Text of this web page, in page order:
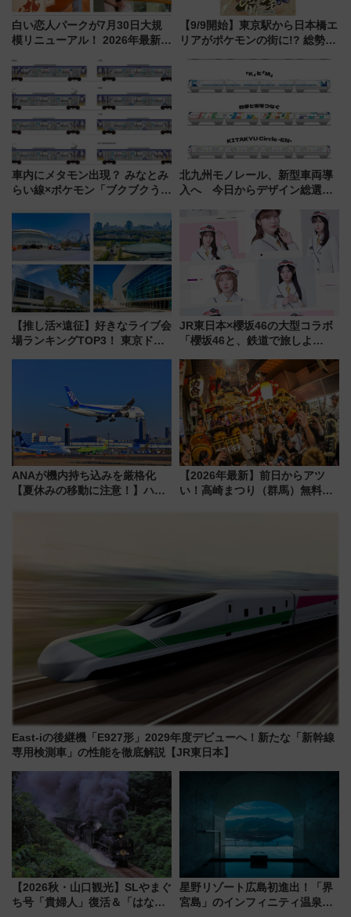
白い恋人パークが7月30日大規
模リニューアル！ 2026年最新の
と料金・アクセスを徹底解説
（札幌市）
【9/9開始】東京駅から日本橋エ
リアがポケモンの街に!? 総勢
リサーチ」本格謎解き・グッズ
情報まとめ
車内にメタモン出現？ みなとみ
らい線×ポケモン「ブクブクうみ
行開始に！ この夏は直通列車で
横浜へ！
北九州モノレール、新型車両導
入へ 今日からデザイン総選挙
【推し活×遠征】好きなライブ会
場ランキングTOP3！ 東京ドー
場に何を求める？
JR東日本×櫻坂46の大型コラボ
「櫻坂46と、鉄道で旅しよ
潟・長野・庄内へ
ANAが機内持ち込みを厳格化
【夏休みの移動に注意！】ハン
【2026年最新】前日からアツ
い！高崎まつり（群馬）無料観
East-iの後継機「E927形」2029年度デビューへ！新たな「新幹線
専用検測車」の性能を徹底解説【JR東日本】
【2026秋・山口観光】SLやまぐ
ち号「貴婦人」復活＆「はなあ
星野リゾート広島初進出！「界
宮島」のインフィニティ温泉と